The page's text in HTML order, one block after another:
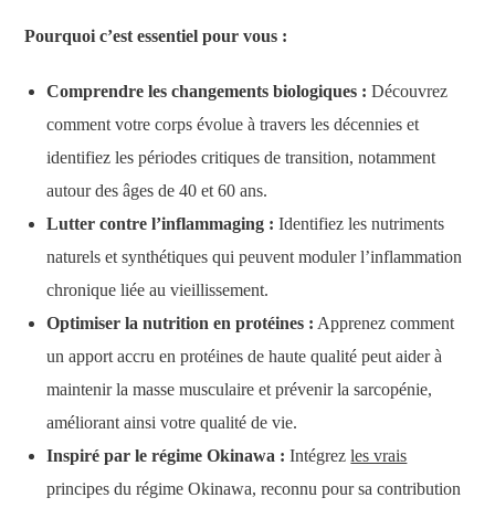
Pourquoi c’est essentiel pour vous :
Comprendre les changements biologiques : Découvrez
comment votre corps évolue à travers les décennies et
identifiez les périodes critiques de transition, notamment
autour des âges de 40 et 60 ans.
Lutter contre l’inflammaging : Identifiez les nutriments
naturels et synthétiques qui peuvent moduler l’inflammation
chronique liée au vieillissement.
Optimiser la nutrition en protéines : Apprenez comment
un apport accru en protéines de haute qualité peut aider à
maintenir la masse musculaire et prévenir la sarcopénie,
améliorant ainsi votre qualité de vie.
Inspiré par le régime Okinawa : Intégrezles vrais
principes du régime Okinawa, reconnu pour sa contribution